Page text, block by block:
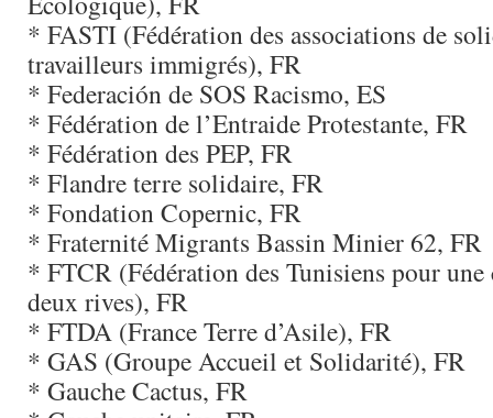
* FASTI (Fédération des associations de
travailleurs immigrés), FR
* Federación de SOS Racismo, ES
* Fédération de l’Entraide Protestante, FR
* Fédération des PEP, FR
* Flandre terre solidaire, FR
* Fondation Copernic, FR
* Fraternité Migrants Bassin Minier 62, FR
* FTCR (Fédération des Tunisiens pour une
deux rives), FR
* FTDA (France Terre d’Asile), FR
* GAS (Groupe Accueil et Solidarité), FR
* Gauche Cactus, FR